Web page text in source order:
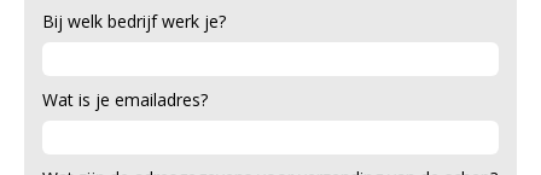
Bij welk bedrijf werk je?
Wat is je emailadres?